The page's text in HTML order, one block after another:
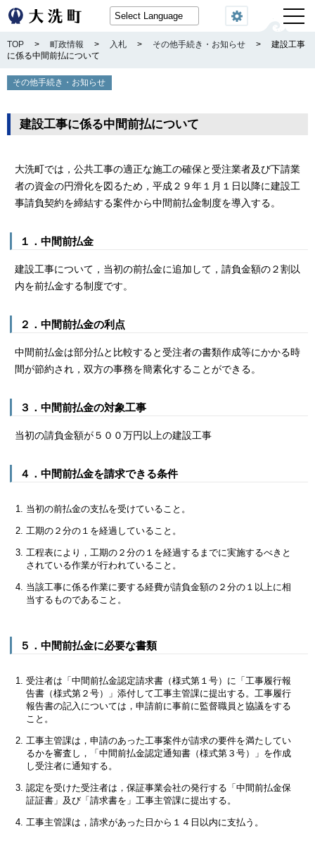
閲覧機能
TOP > 町政情報 > 入札 > その他手続き・お知らせ >
建設工事
に係る中間前払について
その他手続き・お知らせ
建設工事に係る中間前払について
大洗町では，公共工事の適正な施工の確保と受注業者及び下請業
者の資金の円滑化を図るため，平成２９年１月１日以降に建設工
事請負契約を締結する案件から中間前払金制度を導入する。
１．中間前払金
建設工事について，当初の前払金に追加して，請負金額の２割以
内を前払金する制度です。
２．中間前払金の利点
中間前払金は部分払と比較すると受注者の書類作成等にかかる時
間が節約され，双方の事務を簡素化することができる。
３．中間前払金の対象工事
当初の請負金額が５００万円以上の建設工事
４．中間前払金を請求できる条件
当初の前払金の支払を受けていること。
工期の２分の１を経過していること。
工程表により，工期の２分の１を経過するまでに実施するべきと
されている作業が行われていること。
当該工事に係る作業に要する経費が請負金額の２分の１以上に相
当するものであること。
５．中間前払金に必要な書類
受注者は「中間前払金認定請求書（様式第１号）に「工事履行報
告書（様式第２号）」添付して工事主管課に提出する。工事履行
報告書の記入については，申請前に事前に監督職員と協議をする
こと。
工事主管課は，申請のあった工事案件が請求の要件を満たしてい
るかを審査し，「中間前払金認定通知書（様式第３号）」を作成
し受注者に通知する。
認定を受けた受注者は，保証事業会社の発行する「中間前払金保
証証書」及び「請求書を」工事主管課に提出する。
工事主管課は，請求があった日から１４日以内に支払う。